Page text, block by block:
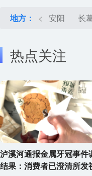
地方： < 安阳 长
热点关注
泸溪河通报金属牙冠事件
结果：消费者已澄清所发